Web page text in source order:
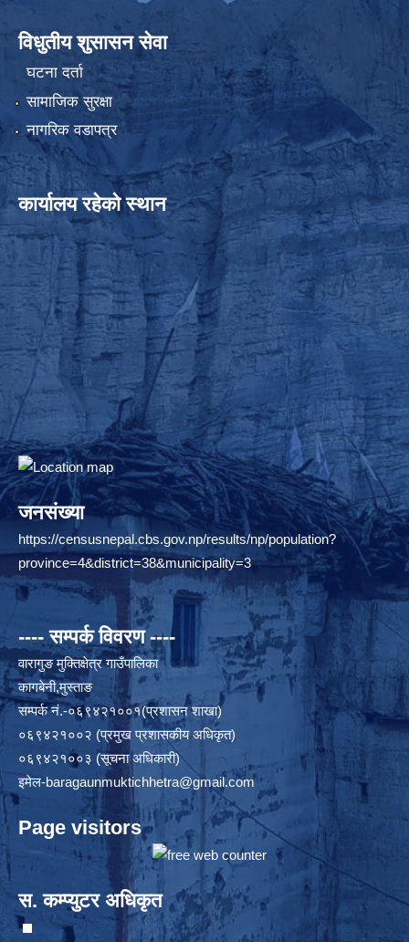
विधुतीय शुसासन सेवा
घटना दर्ता
सामाजिक सुरक्षा
नागरिक वडापत्र
कार्यालय रहेको स्थान
जनसंख्या
https://censusnepal.cbs.gov.np/results/np/population?
province=4&district=38&municipality=3
---- सम्पर्क विवरण ----
वारागुङ मुक्तिक्षेत्र गाउँपालिका
कागबेनी,मुस्ताङ
सम्पर्क नं.-०६९४२१००१(प्रशासन शाखा)
०६९४२१००२ (प्रमुख प्रशासकीय अधिकृत)
०६९४२१००३ (सूचना अधिकारी)
इमेल-baragaunmuktichhetra@gmail.com
Page visitors
स. कम्प्युटर अधिकृत